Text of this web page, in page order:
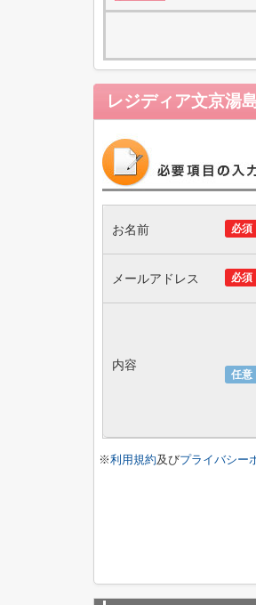
レジディア文京湯
必須
お名前
必須
メールアドレス
任意
内容
※利用規約及びプライバシー